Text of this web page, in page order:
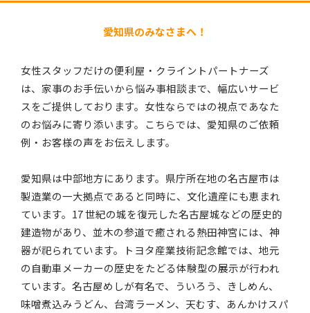
愛知県のみなさまへ！
女性スタッフだけの便利屋・クライントパートナーズ
は、家事のお手伝いから悩み事相談まで、幅広いサービ
スをご提供しております。女性ならではの視点であなた
のお悩みに寄り添います。こちらでは、愛知県のご依頼
例・お客様の声をお伝えします。
愛知県は中部地方にあります。県庁所在地の名古屋市は
製造業の一大拠点であると同時に、文化遺産にも恵まれ
ています。17 世紀の城を復元した名古屋城などの歴史的
建造物があり、並木の参道で癒される熱田神宮には、神
器が祀られています。トヨタ産業技術記念館では、地元
の自動車メーカーの歴史をたどる体験型の展示が行われ
ています。名古屋めしが有名で、ういろう、きしめん、
味噌煮込みうどん、台湾ラーメン、天むす、あんかけスパ